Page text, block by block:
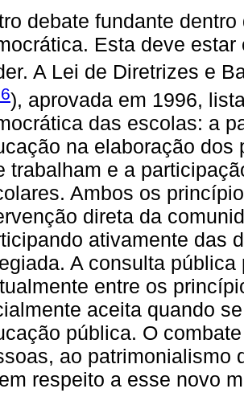
debate fundante
Esta deve
A Lei de Diretrizes e
), aprovada em 1996,
das escolas: a
na elaboração
trabalham e a
Ambos os
direta da
ativamente das
A consulta
entre os
aceita quando
pública. O
ao patrimonialismo
respeito a esse novo